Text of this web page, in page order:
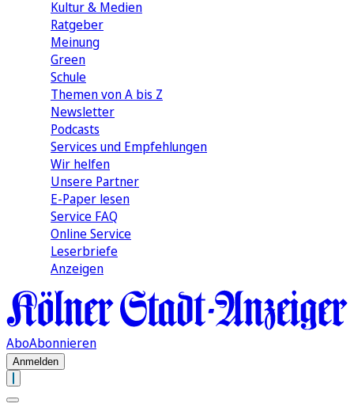
Kultur & Medien
Ratgeber
Meinung
Green
Schule
Themen von A bis Z
Newsletter
Podcasts
Services und Empfehlungen
Wir helfen
Unsere Partner
E-Paper lesen
Service FAQ
Online Service
Leserbriefe
Anzeigen
AboAbonnieren
Anmelden